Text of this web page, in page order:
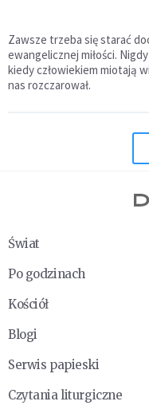
Zawsze trzeba się starać
ewangelicznej miłości.
kiedy człowiekiem miotają
nas rozczarował.
Świat
Po godzinach
Kościół
Blogi
Serwis papieski
Czytania liturgiczne